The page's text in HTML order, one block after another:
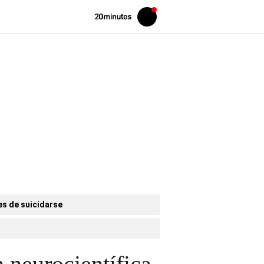
Volver
Iniciar
sesión
de suicidarse